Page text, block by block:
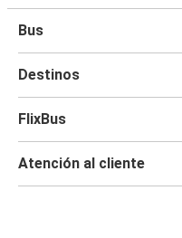
Bus
Destinos
FlixBus
Atención al cliente